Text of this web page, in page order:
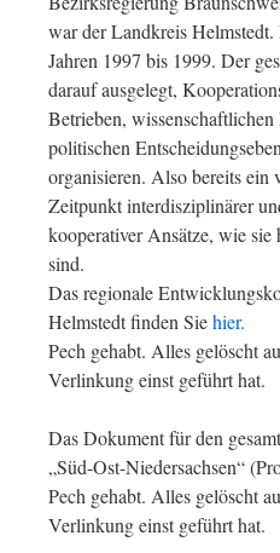
war der Landkreis Helmstedt.
Jahren 1997 bis 1999. Der
darauf ausgelegt,
Betrieben,
politischen
organisieren. Also bereits ein
Zeitpunkt interdisziplinärer
kooperativer Ansätze, wie sie
sind.
Das regionale
Helmstedt finden Siehier.
Pech gehabt. Alles gelöscht
Verlinkung einst geführt hat.
Das Dokument für den
„Süd-Ost-Niedersachsen“
Pech gehabt. Alles gelöscht
Verlinkung einst geführt hat.